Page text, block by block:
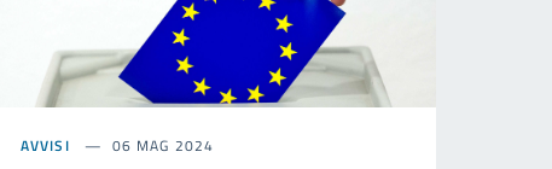
AVVISI 06 MAG 2024